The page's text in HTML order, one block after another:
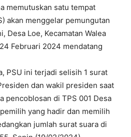
memutuskan satu tempat
akan menggelar pemungutan
Desa Loe, Kecamatan Walea
Februari 2024 mendatang
PSU ini terjadi selisih 1 surat
dan wakil presiden saat
pencoblosan di TPS 001 Desa
yang hadir dan memilih
jumlah surat suara di